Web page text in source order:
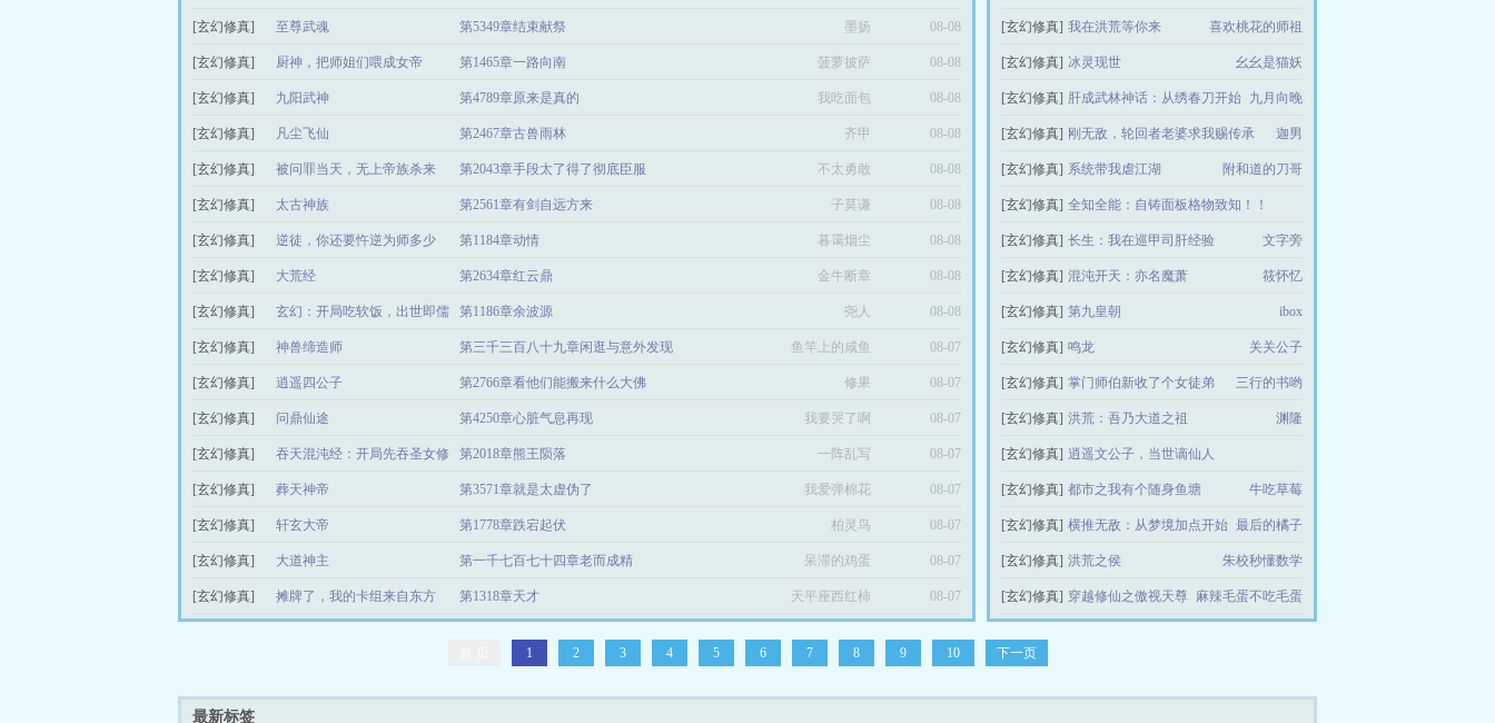
灵异13号
[玄幻修真] 我在洪荒等你来 喜欢桃花的师祖
[玄幻修真] 冰灵现世 幺幺是猫妖
[玄幻修真] 肝成武林神话：从绣春刀开始 九月向晚
[玄幻修真] 刚无敌，轮回者老婆求我赐传承 迦男
[玄幻修真] 系统带我虐江湖 附和道的刀哥
[玄幻修真] 全知全能：自铸面板格物致知！！
十年书虫1
[玄幻修真] 长生：我在巡甲司肝经验 文字旁
[玄幻修真] 混沌开天：亦名魔萧 筱怀忆
[玄幻修真] 第九皇朝 ibox
[玄幻修真] 鸣龙 关关公子
[玄幻修真] 掌门师伯新收了个女徒弟 三行的书哟
[玄幻修真] 洪荒：吾乃大道之祖 渊隆
[玄幻修真] 逍遥文公子，当世谪仙人
爱吃鱼的木乃伊
[玄幻修真] 都市之我有个随身鱼塘 牛吃草莓
[玄幻修真] 横推无敌：从梦境加点开始 最后的橘子
[玄幻修真] 洪荒之侯 朱校秒懂数学
[玄幻修真] 穿越修仙之傲视天尊 麻辣毛蛋不吃毛蛋
[玄幻修真] 至尊武魂 第5349章结束献祭 墨扬 08-08
[玄幻修真] 厨神，把师姐们喂成女帝 第1465章一路向南 菠萝披萨 08-08
[玄幻修真] 九阳武神 第4789章原来是真的 我吃面包 08-08
[玄幻修真] 凡尘飞仙 第2467章古兽雨林 齐甲 08-08
[玄幻修真] 被问罪当天，无上帝族杀来 第2043章手段太了得了彻底臣服 不太勇敢 08-08
[玄幻修真] 太古神族 第2561章有剑自远方来 子莫谦 08-08
[玄幻修真] 逆徒，你还要忤逆为师多少
次？
第1184章动情 暮霭烟尘 08-08
[玄幻修真] 大荒经 第2634章红云鼎 金牛断章 08-08
[玄幻修真] 玄幻：开局吃软饭，出世即儒
圣
第1186章余波源 尧人 08-08
[玄幻修真] 神兽缔造师 第三千三百八十九章闲逛与意外发现 鱼竿上的咸鱼 08-07
[玄幻修真] 逍遥四公子 第2766章看他们能搬来什么大佛 修果 08-07
[玄幻修真] 问鼎仙途 第4250章心脏气息再现 我要哭了啊 08-07
[玄幻修真] 吞天混沌经：开局先吞圣女修
为
第2018章熊王陨落 一阵乱写 08-07
[玄幻修真] 葬天神帝 第3571章就是太虚伪了 我爱弹棉花 08-07
[玄幻修真] 轩玄大帝 第1778章跌宕起伏 柏灵鸟 08-07
[玄幻修真] 大道神主 第一千七百七十四章老而成精 呆滞的鸡蛋 08-07
[玄幻修真] 摊牌了，我的卡组来自东方 第1318章天才 天平座西红柿 08-07
1 2 3 4 5 6 7 8 9 10 下一页
最新标签